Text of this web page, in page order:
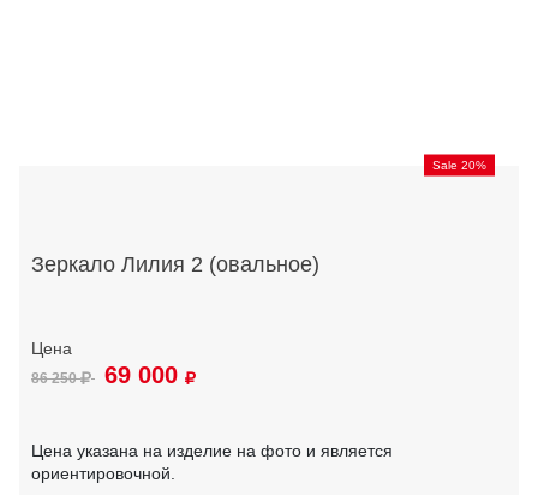
Sale 20%
Зеркало Лилия 2 (овальное)
86 250 69 000
Цена указана на изделие на фото и является
ориентировочной.